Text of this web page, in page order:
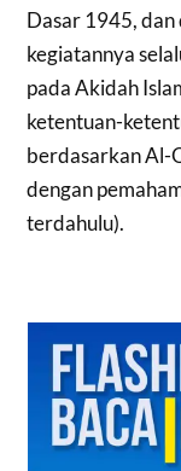
Dasar 1945,
kegiatannya
pada Akidah
ketentuan-
berdasarkan Al-
dengan
terdahulu).